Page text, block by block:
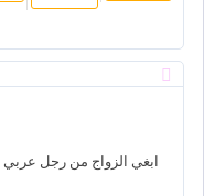
ابغي الزواج من رجل